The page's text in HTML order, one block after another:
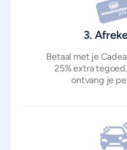
3.
Betaal met je
25% extra
ontvang je